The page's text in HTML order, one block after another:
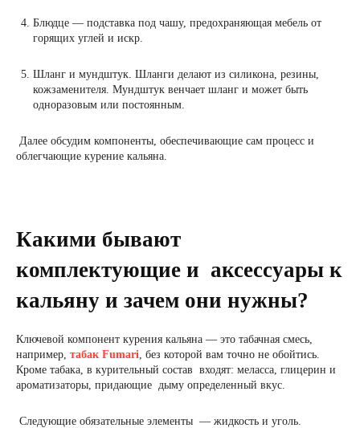
Блюдце — подставка под чашу, предохраняющая мебель от
горящих углей и искр.
Шланг и мундштук. Шланги делают из силикона, резины,
кожзаменителя. Мундштук венчает шланг и может быть
одноразовым или постоянным.
Далее обсудим компоненты, обеспечивающие сам процесс и
облегчающие курение кальяна.
Какими бывают
комплектующие и аксессуары к
кальяну и зачем они нужны?
Ключевой компонент курения кальяна — это табачная смесь,
например, табак Fumari, без которой вам точно не обойтись.
Кроме табака, в курительный состав входят: меласса, глицерин и
ароматизаторы, придающие дыму определенный вкус.
Следующие обязательные элементы — жидкость и уголь.